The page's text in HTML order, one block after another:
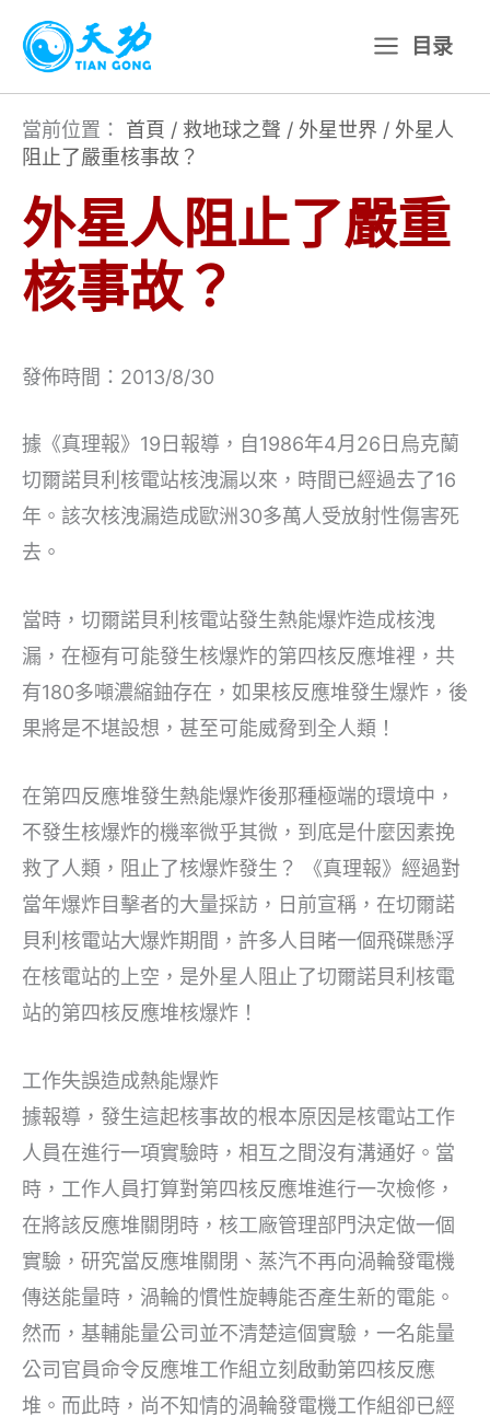
主
目录
當前位置： 首頁 / 救地球之聲 / 外星世界 / 外星人
阻止了嚴重核事故？
外星人阻止了嚴重
核事故？
發佈時間：2013/8/30
據《真理報》19日報導，自1986年4月26日烏克蘭
切爾諾貝利核電站核洩漏以來，時間已經過去了16
年。該次核洩漏造成歐洲30多萬人受放射性傷害死
去。
當時，切爾諾貝利核電站發生熱能爆炸造成核洩
漏，在極有可能發生核爆炸的第四核反應堆裡，共
有180多噸濃縮鈾存在，如果核反應堆發生爆炸，後
果將是不堪設想，甚至可能威脅到全人類！
在第四反應堆發生熱能爆炸後那種極端的環境中，
不發生核爆炸的機率微乎其微，到底是什麼因素挽
救了人類，阻止了核爆炸發生？ 《真理報》經過對
當年爆炸目擊者的大量採訪，日前宣稱，在切爾諾
貝利核電站大爆炸期間，許多人目睹一個飛碟懸浮
在核電站的上空，是外星人阻止了切爾諾貝利核電
站的第四核反應堆核爆炸！
工作失誤造成熱能爆炸
據報導，發生這起核事故的根本原因是核電站工作
人員在進行一項實驗時，相互之間沒有溝通好。當
時，工作人員打算對第四核反應堆進行一次檢修，
在將該反應堆關閉時，核工廠管理部門決定做一個
實驗，研究當反應堆關閉、蒸汽不再向渦輪發電機
傳送能量時，渦輪的慣性旋轉能否產生新的電能。
然而，基輔能量公司並不清楚這個實驗，一名能量
公司官員命令反應堆工作組立刻啟動第四核反應
堆。而此時，尚不知情的渦輪發電機工作組卻已經